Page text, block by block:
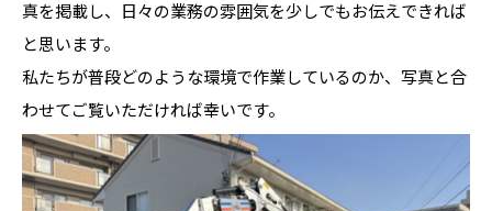
真を掲載し、日々の業務の雰囲気を少しでもお伝えできれば
と思います。
私たちが普段どのような環境で作業しているのか、写真と合
わせてご覧いただければ幸いです。